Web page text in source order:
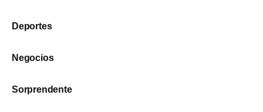
Deportes
Negocios
Sorprendente